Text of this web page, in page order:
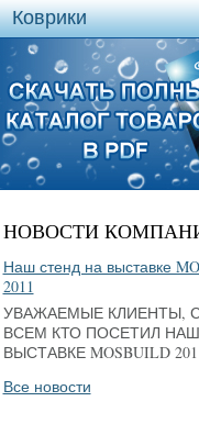
Коврики
НОВОСТИ
Наш стенд на выставке
2011
УВАЖАЕМЫЕ КЛИЕНТЫ,
ВСЕМ КТО ПОСЕТИЛ
ВЫСТАВКЕ MOSBUILD
Все новости